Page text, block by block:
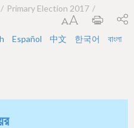
Primary Election 2017
Español 中文 한국어 বাংলা